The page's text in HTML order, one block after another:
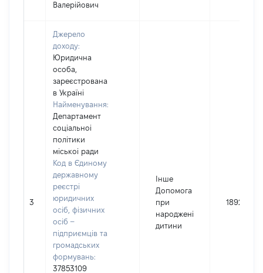
Валерійович
3
Джерело
доходу:
Юридична
особа,
зареєстрована
в Україні
Найменування:
Департамент
соціальноі
політики
міськоі ради
Код в Єдиному
державному
реєстрі
юридичних
осіб, фізичних
осіб –
підприємців та
громадських
формувань:
37853109
Інше
Допомога
при
народжені
дитини
18920